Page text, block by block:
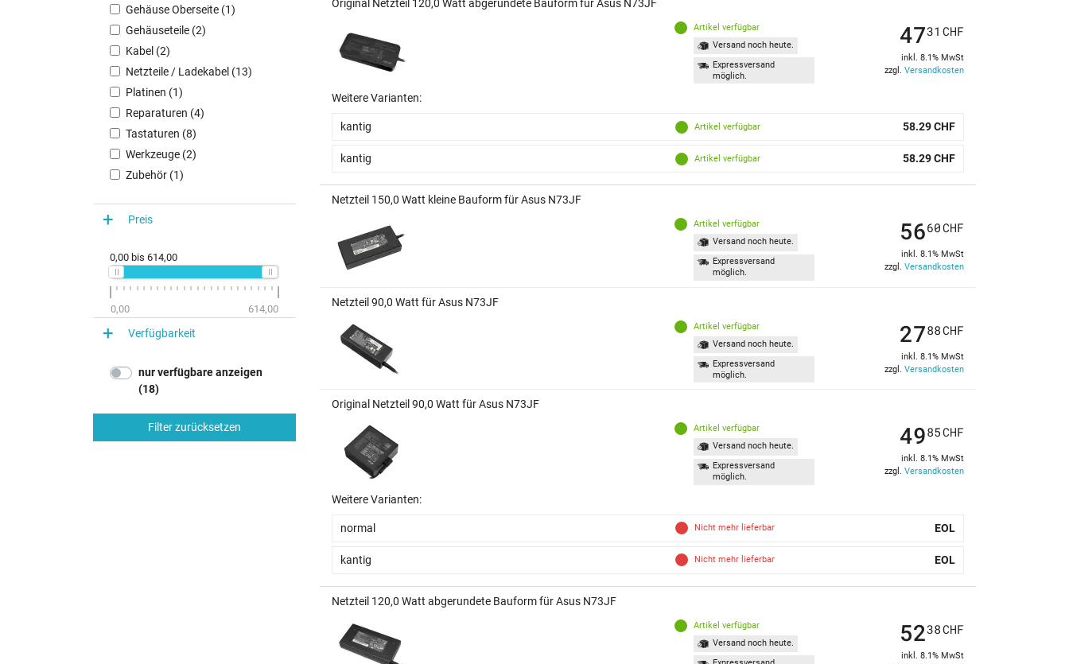
Gehäuse Oberseite (1)
Gehäuseteile (2)
Kabel (2)
Netzteile / Ladekabel (13)
Platinen (1)
Reparaturen (4)
Tastaturen (8)
Werkzeuge (2)
Zubehör (1)
Preis
0,00 bis 614,00
0,00 614,00
Verfügbarkeit
nur verfügbare anzeigen
(18)
Filter zurücksetzen
Original Netzteil 120,0 Watt abgerundete Bauform für Asus N73JF
Artikel verfügbar
Versand noch heute.
Expressversand
möglich.
4731 CHF
inkl. 8.1% MwSt
zzgl. Versandkosten
Weitere Varianten:
kantig Artikel verfügbar 58.29 CHF
kantig Artikel verfügbar 58.29 CHF
Netzteil 150,0 Watt kleine Bauform für Asus N73JF
Artikel verfügbar
Versand noch heute.
Expressversand
möglich.
5660CHF
inkl. 8.1% MwSt
zzgl. Versandkosten
Netzteil 90,0 Watt für Asus N73JF
Artikel verfügbar
Versand noch heute.
Expressversand
möglich.
2788CHF
inkl. 8.1% MwSt
zzgl. Versandkosten
Original Netzteil 90,0 Watt für Asus N73JF
Artikel verfügbar
Versand noch heute.
Expressversand
möglich.
4985CHF
inkl. 8.1% MwSt
zzgl. Versandkosten
Weitere Varianten:
normal Nicht mehr lieferbar EOL
kantig Nicht mehr lieferbar EOL
Netzteil 120,0 Watt abgerundete Bauform für Asus N73JF
Artikel verfügbar
Versand noch heute.
5238CHF
inkl. 8.1% MwSt